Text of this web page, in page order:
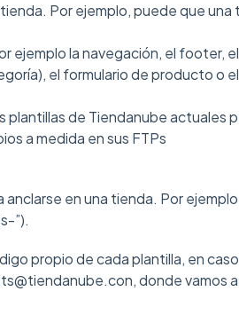
Por ejemplo, puede que una
ejemplo la navegación, el footer,
el formulario de producto o
de Tiendanube actuales
a medida en sus FTPs
en una tienda. Por
”).
propio de cada plantilla, en
donde vamos a